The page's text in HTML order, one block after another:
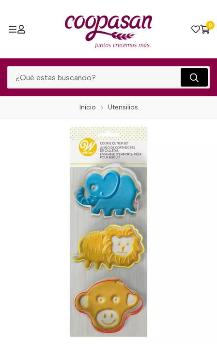
0
Inicio Utensilios